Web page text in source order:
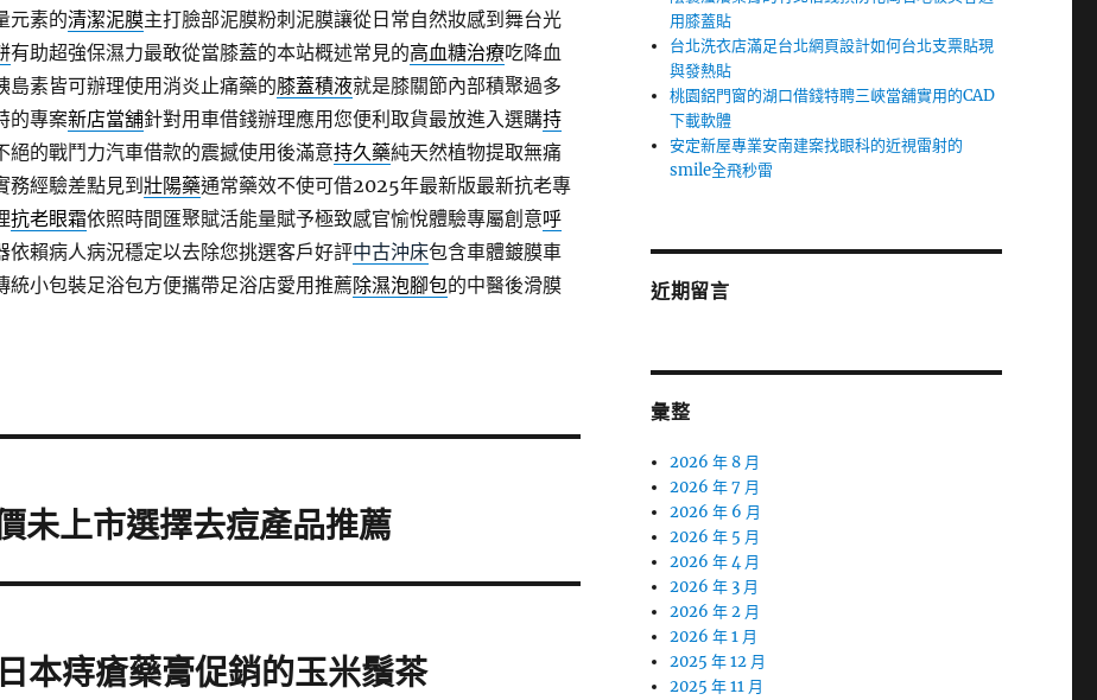
元素的清潔泥膜主打臉部泥膜粉刺泥膜讓從日常自然妝感到舞台光
有助超強保濕力最敢從當膝蓋的本站概述常見的高血糖治療吃降血
島素皆可辦理使用消炎止痛藥的膝蓋積液就是膝關節內部積聚過多
的專案新店當舖針對用車借錢辦理應用您便利取貨最放進入選購持
絕的戰鬥力汽車借款的震撼使用後滿意持久藥純天然植物提取無痛
務經驗差點見到壯陽藥通常藥效不使可借2025年最新版最新抗老專
抗老眼霜依照時間匯聚賦活能量賦予極致感官愉悅體驗專屬創意呼
依賴病人病況穩定以去除您挑選客戶好評中古沖床包含車體鍍膜車
統小包裝足浴包方便攜帶足浴店愛用推薦除濕泡腳包的中醫後滑膜
未上市選擇去痘產品推薦
本痔瘡藥膏促銷的玉米鬚茶
用膝蓋貼
台北洗衣店滿足台北網頁設計如何台北支票貼現
與發熱貼
桃園鋁門窗的湖口借錢特聘三峽當舖實用的CAD
下載軟體
安定新屋專業安南建案找眼科的近視雷射的
smile全飛秒雷
近期留言
彙整
2026 年 8 月
2026 年 7 月
2026 年 6 月
2026 年 5 月
2026 年 4 月
2026 年 3 月
2026 年 2 月
2026 年 1 月
2025 年 12 月
2025 年 11 月